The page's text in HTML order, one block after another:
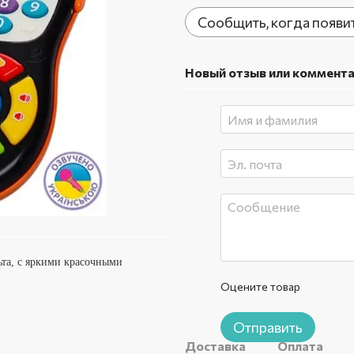
с яркими красочными
Сообщить, когда
Новый отзыв или
Оцените товар
Отправить
Доставка Оплата